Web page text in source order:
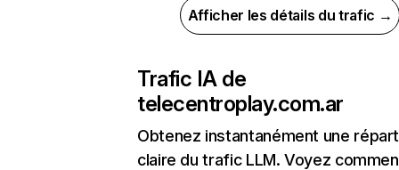
Afficher les détails du trafic →
Trafic IA de
telecentroplay.com.ar
Obtenez instantanément une
claire du trafic LLM. Voyez